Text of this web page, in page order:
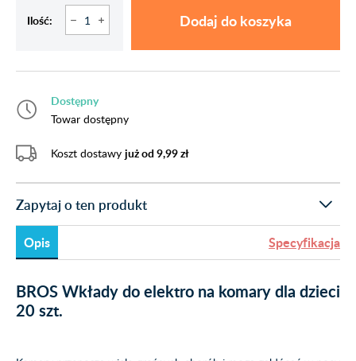
Ilość: Dodaj do koszyka
Dostępny
Towar dostępny
Koszt dostawy już od 9,99 zł
Zapytaj o ten produkt
Opis Specyfikacja
BROS Wkłady do elektro na komary dla dzieci
20 szt.